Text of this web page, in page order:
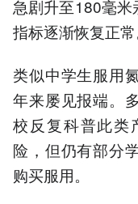
急剧升至180毫
指标逐渐恢复正常
类似中学生服用
年来屡见报端。
校反复科普此类
险，但仍有部分
购买服用。